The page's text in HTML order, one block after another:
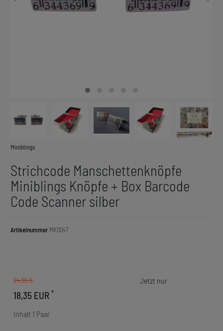
Miniblings
Strichcode Manschettenknöpfe
Miniblings Knöpfe + Box Barcode
Code Scanner silber
Artikelnummer MK0047
24,99 €
18,35 EUR *
Inhalt 1 Paar